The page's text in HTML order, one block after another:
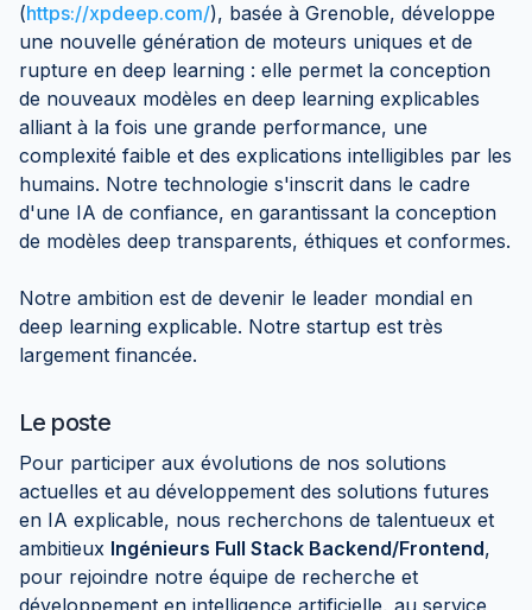
(https://xpdeep.com/), basée à Grenoble, développe
une nouvelle génération de moteurs uniques et de
rupture en deep learning : elle permet la conception
de nouveaux modèles en deep learning explicables
alliant à la fois une grande performance, une
complexité faible et des explications intelligibles par les
humains. Notre technologie s'inscrit dans le cadre
d'une IA de confiance, en garantissant la conception
de modèles deep transparents, éthiques et conformes.
Notre ambition est de devenir le leader mondial en
deep learning explicable. Notre startup est très
largement financée.
Le poste
Pour participer aux évolutions de nos solutions
actuelles et au développement des solutions futures
en IA explicable, nous recherchons de talentueux et
ambitieux Ingénieurs Full Stack Backend/Frontend,
pour rejoindre notre équipe de recherche et
développement en intelligence artificielle, au service